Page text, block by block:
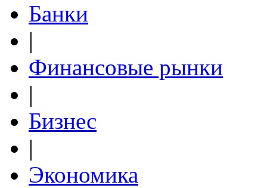
Банки
|
Финансовые рынки
|
Бизнес
|
Экономика